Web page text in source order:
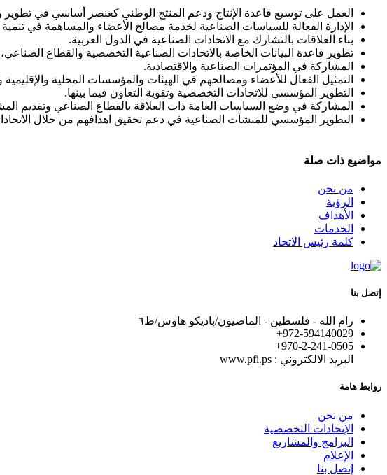
العمل على توسيع قاعدة الإنتاج ودعم المنتج الوطني كعنصر أساسي في تطوير
الإدارة الفعالة للسياسات الصناعية لخدمة مصالح الأعضاء والمساهمة في تنمية
بناء العلاقات بالتشارك مع الاتحادات الصناعية في الدول العربية.
تطوير قاعدة البيانات الخاصة بالاتحادات الصناعية التخصصية والقطاع
المشاركة في المؤتمرات الصناعية والاقتصادية.
التمثيل الفعال للأعضاء ومصالحهم في الهيئات والمؤسسات المحلية والإقليمية
التطوير المؤسسي للاتحادات التخصصية وتقوية التعاون فيما بينها.
المشاركة في وضع السياسات العامة ذات العلاقة بالقطاع الصناعي وتقديم
التطوير المؤسسي للمنشآت الصناعية في دعم تحقيق اهدافهم من خلال
مواضيع ذات صلة
من نحن
الرؤية
الأهداف
الخدمات
كلمة رئيس الاتحاد
إتصل بنا
رام الله - فلسطين - الماصيون/باديكو هاوس/ط٦
972-594140029+
+970-2-241-0505
البريد الالكتروني : www.pfi.ps
روابط هامة
من نحن
الإتحادات التخصصية
البرامج والمشاريع
الإعلام
إتصل بنا